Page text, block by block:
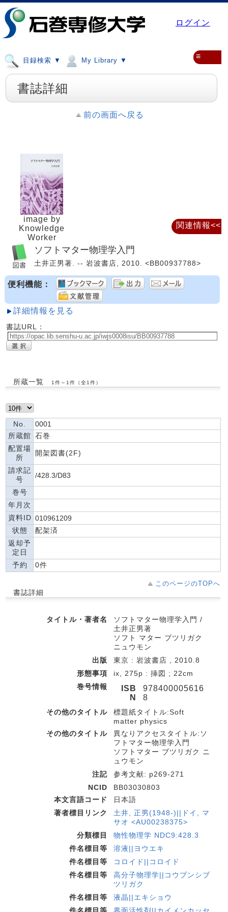
ログイン
目録検索 ▼ My Library ▼ ≡
書誌詳細
前の画面へ戻る
image by
Knowledge
Worker
ソフトマター物理学入門
土井正男著. -- 岩波書店, 2010. <BB00937788>
便利機能：
詳細情報を見る
書誌URL：
所蔵一覧 1件～1件（全1件）
No.
0001
所蔵館 石巻
配置場
所
開架図書(2F)
請求記
号
/428.3/D83
巻号
年月次
資料ID 010961209
状態
配架済
返却予
定日
予約
0件
このページのTOPへ
書誌詳細
タイトル・著者名
ソフトマター物理学入門 /
土井正男著
ソフト マター ブツリガク
ニュウモン
出版
東京 : 岩波書店 , 2010.8
形態事項
ix, 275p : 挿図 ; 22cm
巻号情報
ISB
N
978400005616
8
その他のタイトル
標題紙タイトル:Soft
matter physics
その他のタイトル
異なりアクセスタイトル:ソ
フトマター物理学入門
ソフトマター ブツリガク ニ
ュウモン
注記
参考文献: p269-271
NCID
BB03030803
本文言語コード
日本語
著者標目リンク
土井, 正男(1948-)||ドイ, マ
サオ <AU00238375>
分類標目
物性物理学 NDC9:428.3
件名標目等
溶液||ヨウエキ
件名標目等
コロイド||コロイド
件名標目等
高分子物理学||コウブンシブ
ツリガク
件名標目等
液晶||エキショウ
関連情報<<